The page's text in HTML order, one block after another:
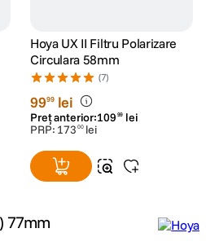
Hoya UX II Filtru Polarizare
Circulara 58mm
(7)
9999 lei
Preț anterior:109 99 lei
PRP: 173 00 lei
77mm